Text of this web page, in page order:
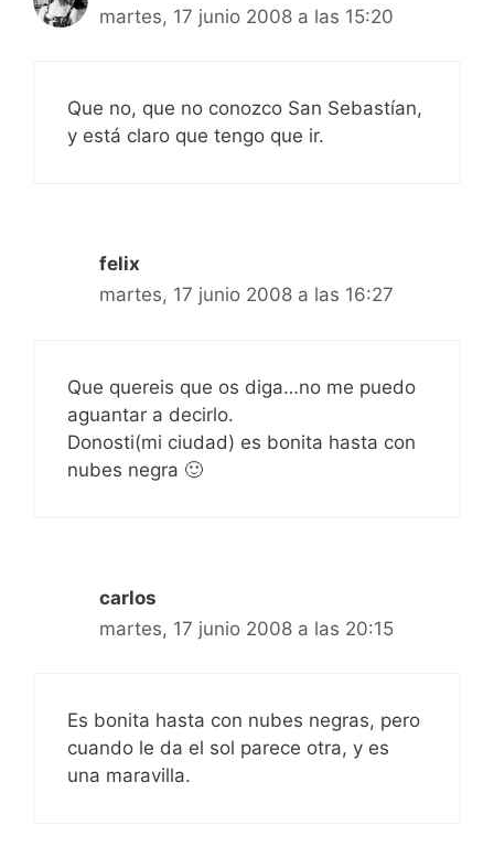
martes, 17 junio 2008 a las 15:20
Que no, que no conozco San Sebastían,
y está claro que tengo que ir.
felix
martes, 17 junio 2008 a las 16:27
Que quereis que os diga…no me puedo
aguantar a decirlo.
Donosti(mi ciudad) es bonita hasta con
nubes negra 🙂
carlos
martes, 17 junio 2008 a las 20:15
Es bonita hasta con nubes negras, pero
cuando le da el sol parece otra, y es
una maravilla.